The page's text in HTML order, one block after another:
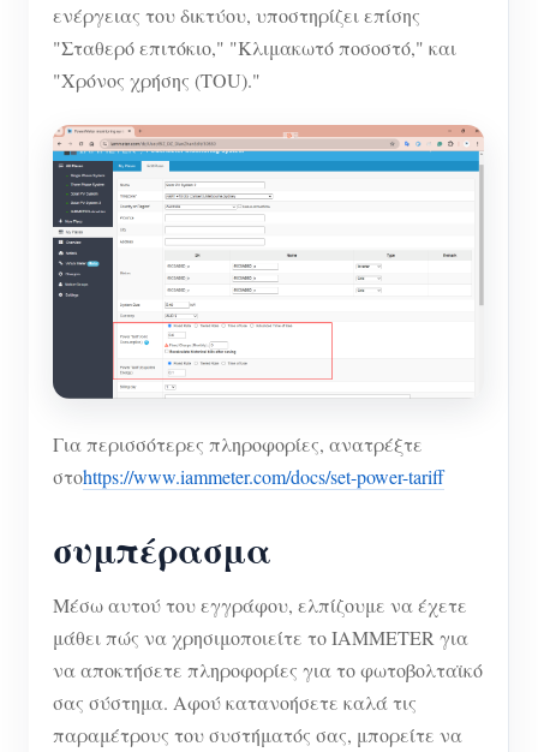
ενέργειας του δικτύου, υποστηρίζει επίσης
"Σταθερό επιτόκιο," "Κλιμακωτό ποσοστό," και
"Χρόνος χρήσης (TOU)."
Για περισσότερες πληροφορίες, ανατρέξτε
στοhttps://www.iammeter.com/docs/set-power-tariff
συμπέρασμα
Μέσω αυτού του εγγράφου, ελπίζουμε να έχετε
μάθει πώς να χρησιμοποιείτε το IAMMETER για
να αποκτήσετε πληροφορίες για το φωτοβολταϊκό
σας σύστημα. Αφού κατανοήσετε καλά τις
παραμέτρους του συστήματός σας, μπορείτε να